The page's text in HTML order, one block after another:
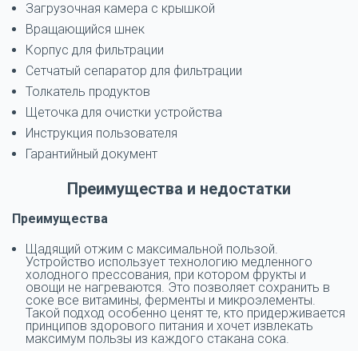
Загрузочная камера с крышкой
Вращающийся шнек
Корпус для фильтрации
Сетчатый сепаратор для фильтрации
Толкатель продуктов
Щеточка для очистки устройства
Инструкция пользователя
Гарантийный документ
Преимущества и недостатки
Преимущества
Щадящий отжим с максимальной пользой.
Устройство использует технологию медленного
холодного прессования, при котором фрукты и
овощи не нагреваются. Это позволяет сохранить в
соке все витамины, ферменты и микроэлементы.
Такой подход особенно ценят те, кто придерживается
принципов здорового питания и хочет извлекать
максимум пользы из каждого стакана сока.